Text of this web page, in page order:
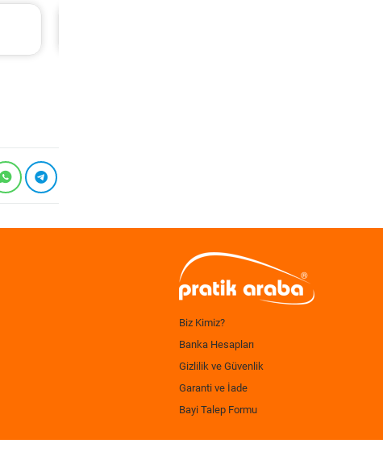
Biz Kimiz?
Banka Hesapları
Gizlilik ve Güvenlik
Garanti ve İade
Bayi Talep Formu